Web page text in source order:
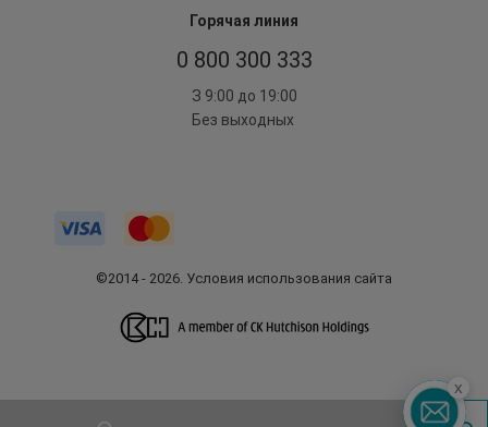
Горячая линия
0 800 300 333
З 9:00 до 19:00
Без выходных
©2014 - 2026. Условия использования сайта
x